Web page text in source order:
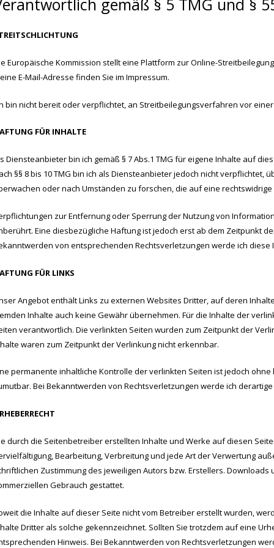
gemäß § 5 TMG und §
Europäische Kommission stellt eine Plattform zur Online-
E-Mail-Adresse finden Sie im Impressum.
bin nicht bereit oder verpflichtet, an Streitbeilegungsverfahren vor
FÜR INHALTE
Diensteanbieter bin ich gemäß § 7 Abs.1 TMG für eigene Inhalte auf
§§ 8 bis 10 TMG bin ich als Diensteanbieter jedoch nicht
oder nach Umständen zu forschen, die auf eine
zur Entfernung oder Sperrung der Nutzung von
Eine diesbezügliche Haftung ist jedoch erst ab dem Zeitpunkt
von entsprechenden Rechtsverletzungen werde ich
FÜR LINKS
Angebot enthält Links zu externen Websites Dritter, auf deren
Inhalte auch keine Gewähr übernehmen. Für die Inhalte der
verantwortlich. Die verlinkten Seiten wurden zum Zeitpunkt der
waren zum Zeitpunkt der Verlinkung nicht erkennbar.
permanente inhaltliche Kontrolle der verlinkten Seiten ist jedoch
Bei Bekanntwerden von Rechtsverletzungen werde ich
durch die Seitenbetreiber erstellten Inhalte und Werke auf diesen
Bearbeitung, Verbreitung und jede Art der Verwertung
Zustimmung des jeweiligen Autors bzw. Erstellers.
Gebrauch gestattet.
die Inhalte auf dieser Seite nicht vom Betreiber erstellt wurden,
Dritter als solche gekennzeichnet. Sollten Sie trotzdem auf eine
Hinweis. Bei Bekanntwerden von Rechtsverletzungen